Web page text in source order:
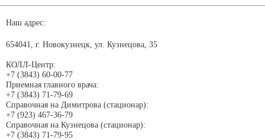
Наш адрес:
654041, г. Новокузнецк, ул. Кузнецова, 35
КОЛЛ-Центр:
+7 (3843) 60-00-77
Приемная главного врача:
+7 (3843) 71-79-69
Справочная на Димитрова (стационар):
+7 (923) 467-36-79
Справочная на Кузнецова (стационар):
+7 (3843) 71-79-95